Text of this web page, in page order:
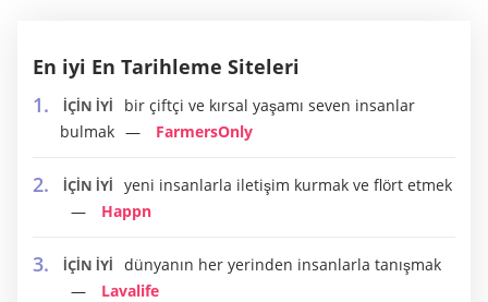
En iyi En Tarihleme Siteleri
İÇİN İYİ
bir çiftçi ve kırsal yaşamı seven insanlar
bulmak
FarmersOnly
İÇİN İYİ
yeni insanlarla iletişim kurmak ve flört etmek
Happn
İÇİN İYİ
dünyanın her yerinden insanlarla tanışmak
Lavalife